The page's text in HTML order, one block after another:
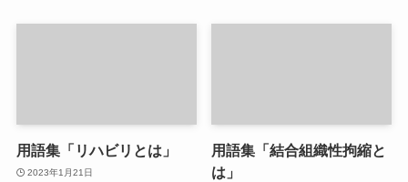
用語集「リハビリとは」
2023年1月21日
用語集「結合組織性拘縮と
は」